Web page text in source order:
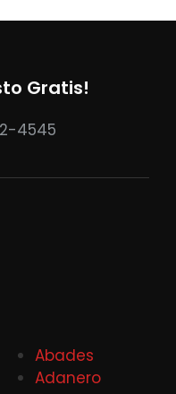
Gratis!
4545
Abades
Adanero